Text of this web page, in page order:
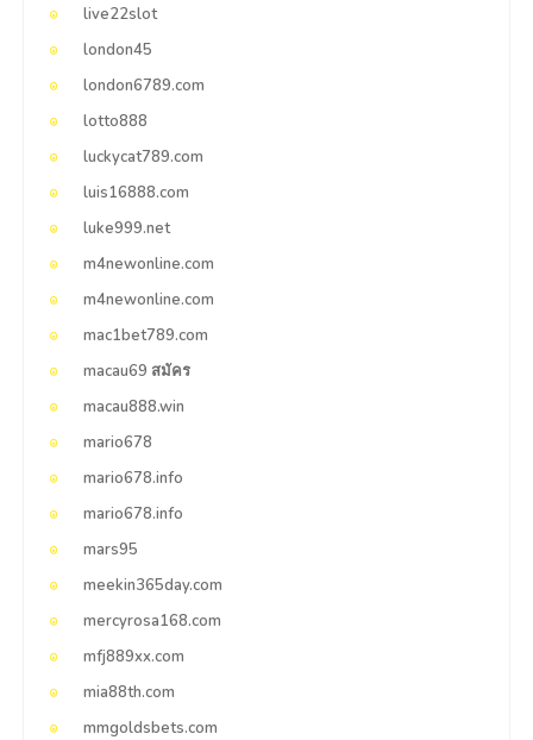
live22slot
london45
london6789.com
lotto888
luckycat789.com
luis16888.com
luke999.net
m4newonline.com
m4newonline.com
mac1bet789.com
macau69 สมัคร
macau888.win
mario678
mario678.info
mario678.info
mars95
meekin365day.com
mercyrosa168.com
mfj889xx.com
mia88th.com
mmgoldsbets.com